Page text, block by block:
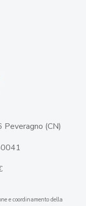
(CN)
e coordinamento della